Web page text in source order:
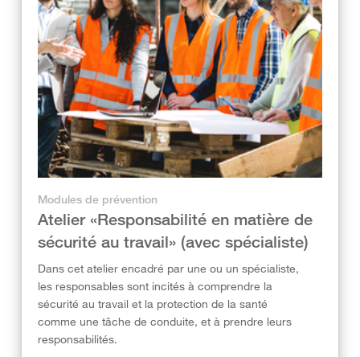
Modules de prévention
Atelier «Responsabilité en matière de
sécurité au travail» (avec spécialiste)
Dans cet atelier encadré par une ou un spécialiste,
les responsables sont incités à comprendre la
sécurité au travail et la protection de la santé
comme une tâche de conduite, et à prendre leurs
responsabilités.